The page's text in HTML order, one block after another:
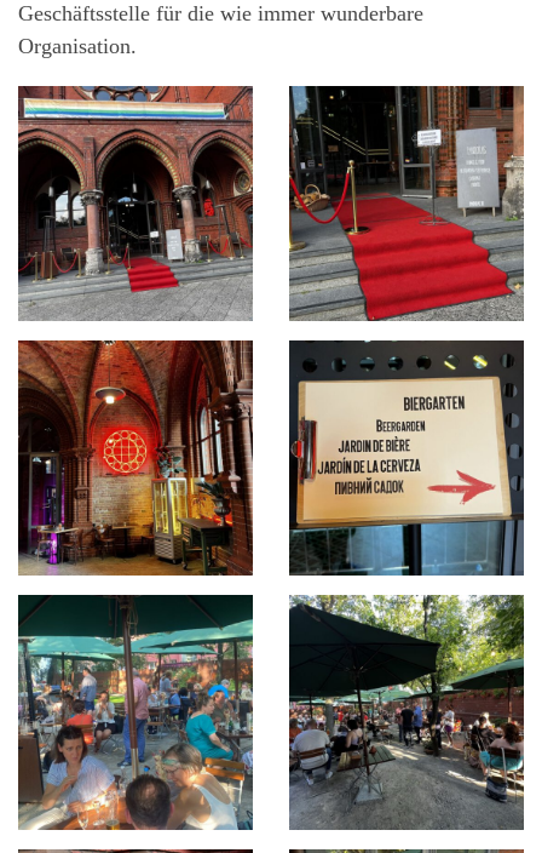
Geschäftsstelle für die wie immer wunderbare
Organisation.